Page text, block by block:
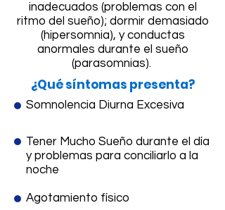
inadecuados (problemas con el
ritmo del sueño); dormir demasiado
(hipersomnia), y conductas
anormales durante el sueño
(parasomnias).
Somnolencia Diurna Excesiva
¿Qué síntomas presenta?​​
Tener Mucho Sueño durante el día
y problemas para conciliarlo a la
noche
Agotamiento físico